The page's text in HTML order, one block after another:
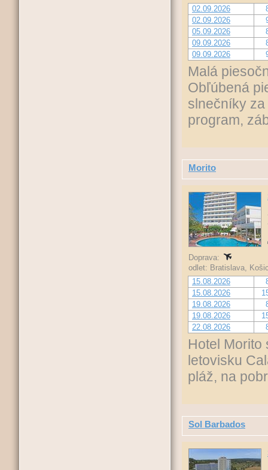
02.09.2026
02.09.2026
05.09.2026
09.09.2026
09.09.2026
Malá
Obľúbená
slnečníky
program,
Morito
Doprava:
odlet: Bratislava,
15.08.2026
15.08.2026
19.08.2026
19.08.2026
22.08.2026
Hotel
letovisku
pláž, na
Sol Barbados